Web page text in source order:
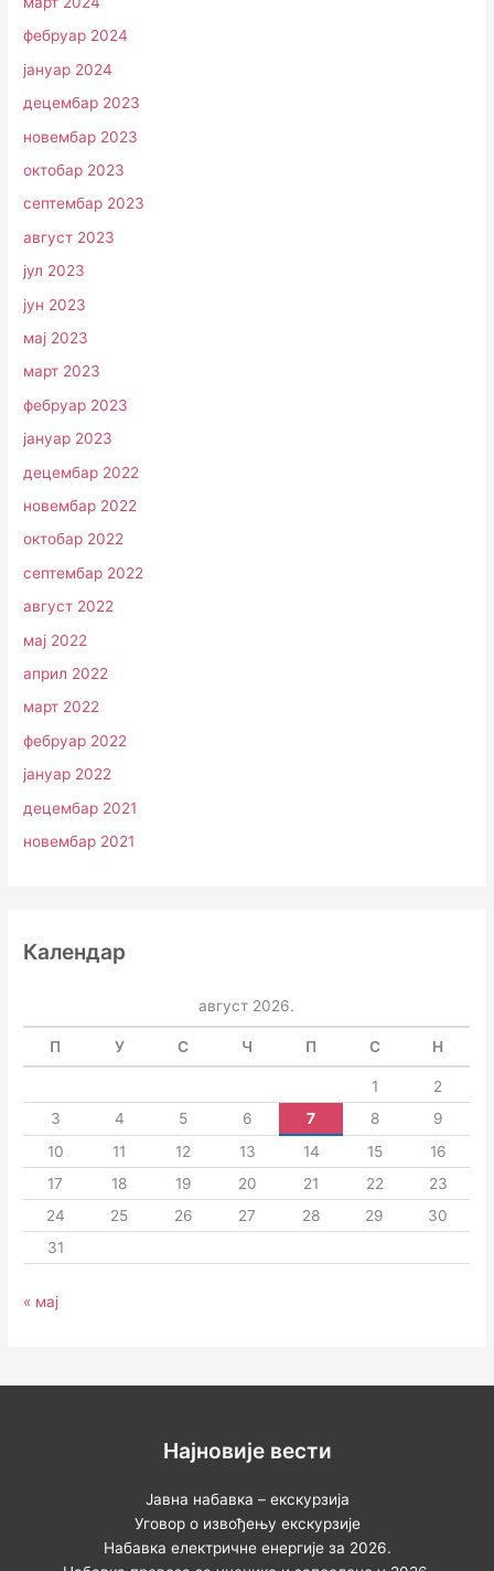
фебруар 2024
јануар 2024
децембар 2023
новембар 2023
октобар 2023
септембар 2023
август 2023
јул 2023
јун 2023
мај 2023
март 2023
фебруар 2023
јануар 2023
децембар 2022
новембар 2022
октобар 2022
септембар 2022
август 2022
мај 2022
април 2022
март 2022
фебруар 2022
јануар 2022
децембар 2021
новембар 2021
Календар
август 2026.
П У С Ч П С Н
1
2
3
4 5 6 7 8
9
10
11 12 13 14 15
16
17
18 19 20 21 22
23
24
25 26 27 28 29
30
31
« мај
Најновије вести
Јавна набавка – екскурзија
Уговор о извођењу екскурзије
Набавка електричне енергије за 2026.